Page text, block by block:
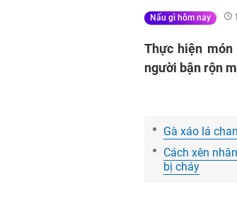
Nấu gì hôm nay
Thực hiện
người bận rộn
Gà xáo lá
Cách xên
bị cháy